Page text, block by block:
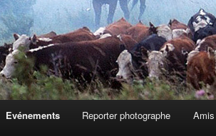
Evénements Reporter photographe